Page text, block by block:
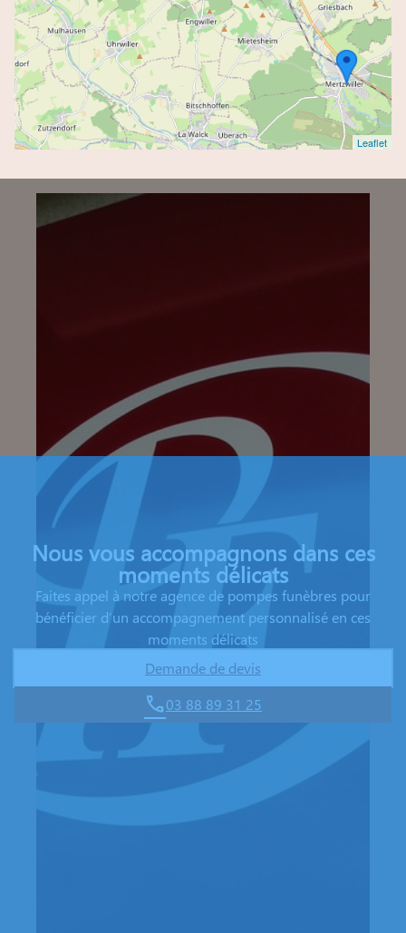
Leaflet
Nous vous accompagnons dans ces
moments délicats
Faites appel à notre agence de pompes funèbres pour
bénéficier d’un accompagnement personnalisé en ces
moments délicats
Demande de devis
03 88 89 31 25